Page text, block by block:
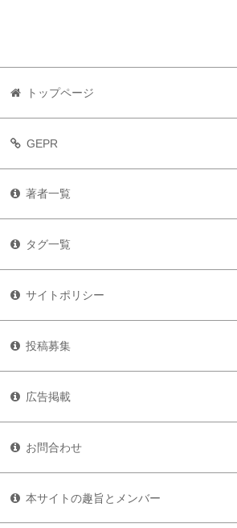
トップページ
GEPR
著者一覧
タグ一覧
サイトポリシー
投稿募集
広告掲載
お問合わせ
本サイトの趣旨とメンバー